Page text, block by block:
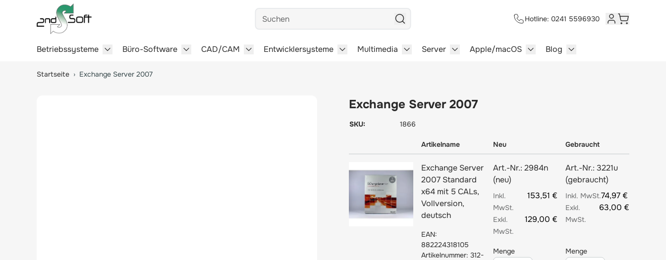
Betriebssysteme
Büro-Software
CAD/CAM
Entwicklersysteme
Multimedia
Server
Apple/macOS
Blog
Hotline: 0241 5596930 Kundenkonto
Warenkorb
Startseite › Exchange Server 2007
Exchange Server 2007
SKU: 1866
Artikelname Neu Gebraucht
Exchange Server
2007 Standard
x64 mit 5 CALs,
Vollversion,
deutsch
EAN:
882224318105
Artikelnummer: 312-
Art.-Nr.: 2984n
(neu)
153,51 €
129,00 €
Menge
Art.-Nr.: 3221u
(gebraucht)
74,97 €
63,00 €
Menge